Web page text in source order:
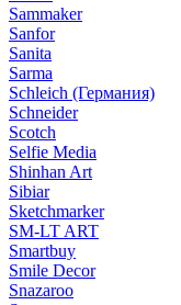
Sammaker
Sanfor
Sanita
Sarma
Schleich (Германия)
Schneider
Scotch
Selfie Media
Shinhan Art
Sibiar
Sketchmarker
SM-LT ART
Smartbuy
Smile Decor
Snazaroo